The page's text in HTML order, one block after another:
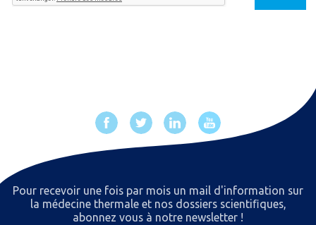
Pour recevoir une fois par mois un mail d'information sur
la médecine thermale et nos dossiers scientiﬁques,
abonnez vous à notre newsletter !